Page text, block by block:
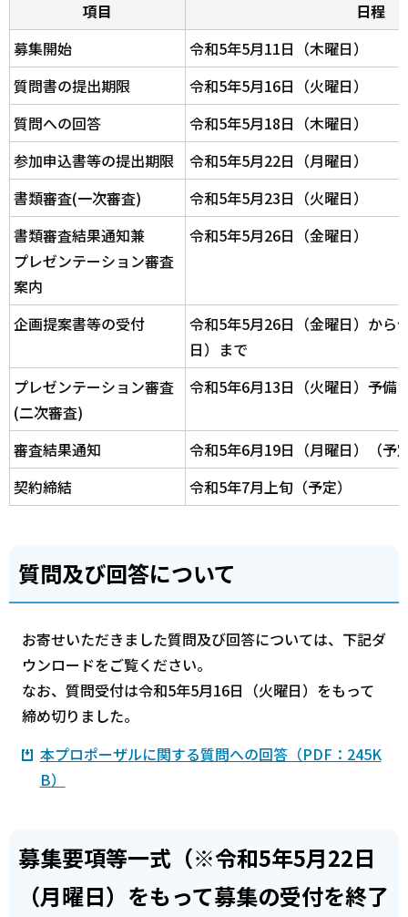
項目
日程
募集開始
令和5年5月11日（木曜日）
質問書の提出期限
令和5年5月16日（火曜日）
質問への回答
令和5年5月18日（木曜日）
参加申込書等の提出期限
令和5年5月22日（月曜日）
書類審査(一次審査)
令和5年5月23日（火曜日）
書類審査結果通知兼
プレゼンテーション審査
案内
令和5年5月26日（金曜日）
企画提案書等の受付
令和5年5月26日（金曜日）から
日）まで
プレゼンテーション審査
(二次審査)
令和5年6月13日（火曜日）予備
審査結果通知
令和5年6月19日（月曜日）（予
契約締結
令和5年7月上旬（予定）
質問及び回答について
お寄せいただきました質問及び回答については、下記ダ
ウンロードをご覧ください。
なお、質問受付は令和5年5月16日（火曜日）をもって
締め切りました。
本プロポーザルに関する質問への回答（PDF：245K
B）
募集要項等一式（※令和5年5月22日
（月曜日）をもって募集の受付を終了